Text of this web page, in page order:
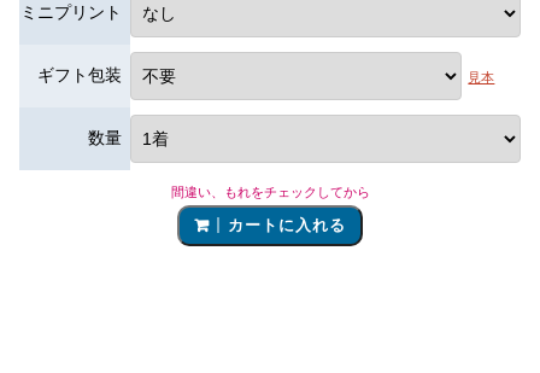
ミニプリント
ギフト包装 見本
数量
間違い、もれをチェックしてから
カートに入れる